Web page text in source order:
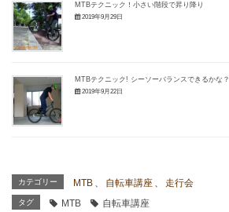
MTBテクニック！小さい階段で昇り降り
2019年9月29日
MTBテクニック! シーソーバランスできるかな？
2019年9月22日
カテゴリー MTB 、 自転車講座 、 走行会
タグ MTB 自転車講座